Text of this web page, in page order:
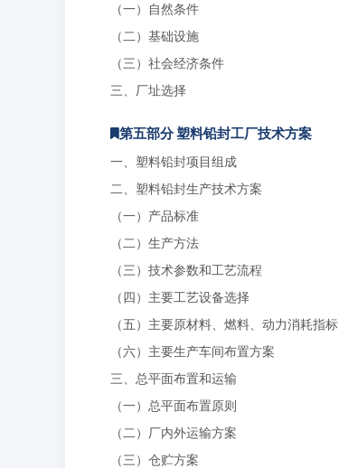
（一）自然条件
（二）基础设施
（三）社会经济条件
三、厂址选择
第五部分 塑料铅封工厂技术方案
一、塑料铅封项目组成
二、塑料铅封生产技术方案
（一）产品标准
（二）生产方法
（三）技术参数和工艺流程
（四）主要工艺设备选择
（五）主要原材料、燃料、动力消耗指标
（六）主要生产车间布置方案
三、总平面布置和运输
（一）总平面布置原则
（二）厂内外运输方案
（三）仓贮方案